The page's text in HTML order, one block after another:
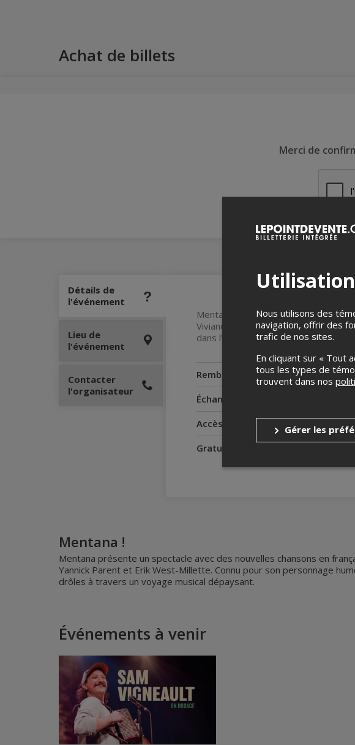
Achat de billets
Merci de
Détails de
l'événement
Mentana présente un spectacle
Viviane Audet sont accompagnés de
dans l'émission Temps de Chien,
Remboursements
Échanges
Accès pour personnes à mobilité
Gratuité pour l'accompagnateur
Lieu de
l'événement
Contacter
l'organisateur
Mentana !
Mentana présente un spectacle avec des nouvelles chansons en
Yannick Parent et Erik West-Millette. Connu pour son personnage
drôles à travers un voyage musical dépaysant.
Événements à venir
Nous utilisons des
navigation, offrir des
trafic de nos sites.
En cliquant sur « Tout
tous les types de
trouvent dans nos
Gérer les